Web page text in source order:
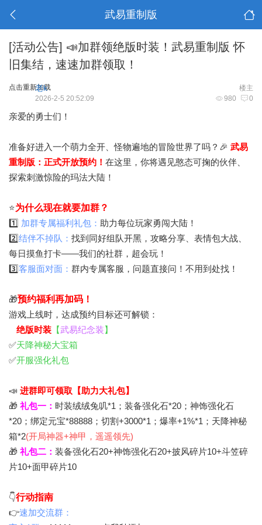
武易重制版
[活动公告] 📣加群领绝版时装！武易重制版 怀
旧集结，速速加群领取！
点击重新加载 楼主
老k
980 0
2026-2-5 20:52:09
亲爱的勇士们！
准备好进入一个萌力全开、怪物遍地的冒险世界了吗？🎉 武易
重制版：正式开放预约！ 在这里，你将遇见憨态可掬的伙伴、
探索刺激惊险的玛法大陆！
⭐为什么现在就要加群？
1️⃣ 加群专属福利礼包 ： 助力每位玩家勇闯大陆！
2️⃣结伴不掉队 ： 找到同好组队开黑，攻略分享、表情包大战、
每日摸鱼打卡——我们的社群，超会玩！
3️⃣客服面对面： 群内专属客服，问题直接问！不用到处找！
🎁预约福利再加码！
游戏上线时，达成预约目标还可解锁：
绝版时装 【武易纪念装】
✅天降神秘大宝箱
✅开服强化礼包
📣 进群即可领取【助力大礼包】
🎁 礼包一： 时装绒绒兔叽*1；装备强化石*20；神饰强化石
*20；绑定元宝*88888；切割+3000*1；爆率+1%*1；天降神秘
箱*2(开局神器+神甲，遥遥领先)
🎁 礼包二： 装备强化石20+神饰强化石20+披风碎片10+斗笠碎
片10+面甲碎片10
👇行动指南
👉速加交流群：